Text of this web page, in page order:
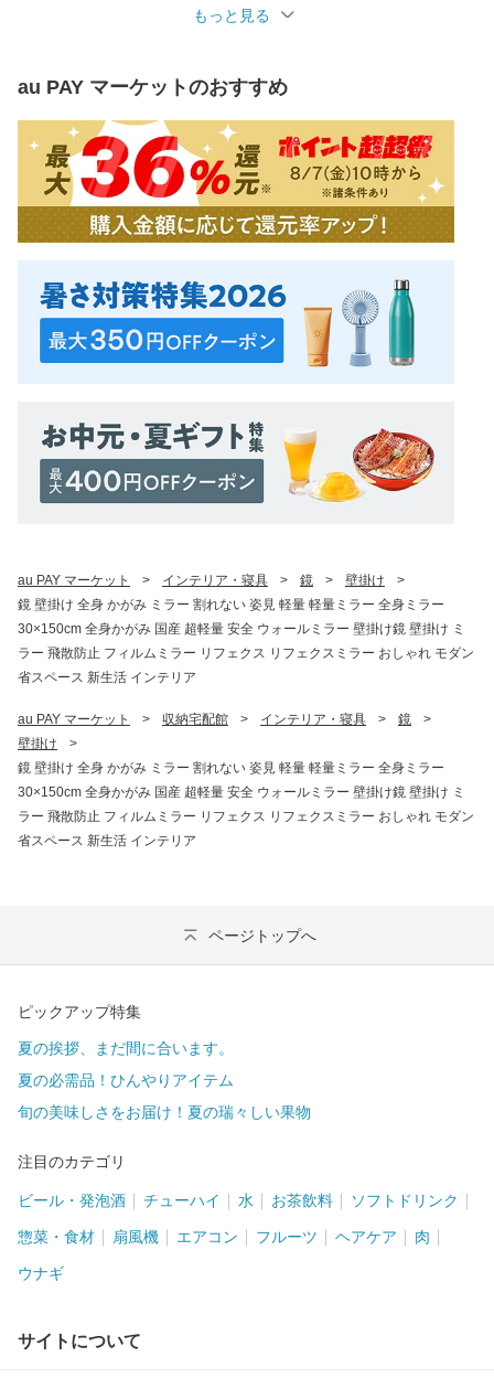
もっと見る
au PAY マーケットのおすすめ
au PAY マーケット > インテリア・寝具 > 鏡 > 壁掛け
>
鏡 壁掛け 全身 かがみ ミラー 割れない 姿見 軽量 軽量ミラー 全身ミラー
30×150cm 全身かがみ 国産 超軽量 安全 ウォールミラー 壁掛け鏡 壁掛け ミ
ラー 飛散防止 フィルムミラー リフェクス リフェクスミラー おしゃれ モダン
省スペース 新生活 インテリア
au PAY マーケット > 収納宅配館 > インテリア・寝具 > 鏡
>
壁掛け
>
鏡 壁掛け 全身 かがみ ミラー 割れない 姿見 軽量 軽量ミラー 全身ミラー
30×150cm 全身かがみ 国産 超軽量 安全 ウォールミラー 壁掛け鏡 壁掛け ミ
ラー 飛散防止 フィルムミラー リフェクス リフェクスミラー おしゃれ モダン
省スペース 新生活 インテリア
ページトップへ
ピックアップ特集
夏の挨拶、まだ間に合います。
夏の必需品！ひんやりアイテム
旬の美味しさをお届け！夏の瑞々しい果物
注目のカテゴリ
ビール・発泡酒 チューハイ 水 お茶飲料 ソフトドリンク
惣菜・食材 扇風機 エアコン フルーツ ヘアケア 肉
ウナギ
サイトについて